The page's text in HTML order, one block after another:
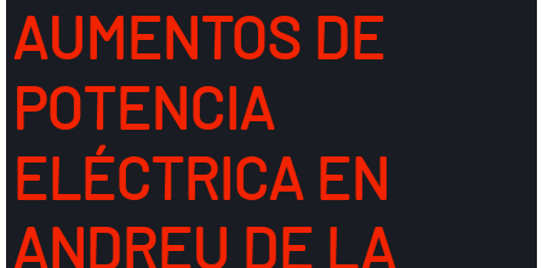
AUMENTOS DE
POTENCIA
ELÉCTRICA EN
ANDREU DE LA